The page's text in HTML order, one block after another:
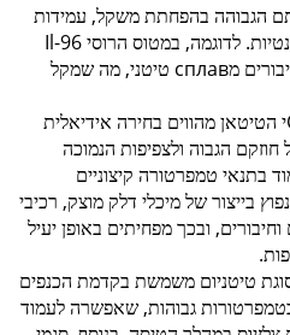
הגבוהה בהפחתת משקל, עמידות
גבוהה בפני שזיפה ותכונות לא מגנטיות. לדוגמה, במטוס הרוסי Il-96
נעשה שימוש בכמות גדולה של חיבורים מсплав טיטני, מה שמקל
Сплавי הטיטאן מהווים בחירה אידיאלית
חוזקם הגבוה ולצפיפות הנמוכה
בתנאי טמפרטורה קיצוניים
בייצור של מיכלי דלק מוצק, רכיבי
ובכך מפחיתים באופן יעיל
טיטניום משמשת בקדמת הכנפים
גבוהות, שאפשרה לעמוד